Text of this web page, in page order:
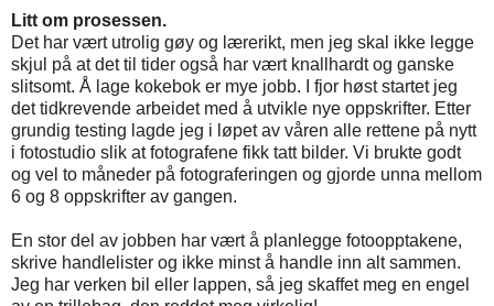
Litt om prosessen.
Det har vært utrolig gøy og lærerikt, men jeg skal ikke legge
skjul på at det til tider også har vært knallhardt og ganske
slitsomt. Å lage kokebok er mye jobb. I fjor høst startet jeg
det tidkrevende arbeidet med å utvikle nye oppskrifter. Etter
grundig testing lagde jeg i løpet av våren alle rettene på nytt
i fotostudio slik at fotografene fikk tatt bilder. Vi brukte godt
og vel to måneder på fotograferingen og gjorde unna mellom
6 og 8 oppskrifter av gangen.
En stor del av jobben har vært å planlegge fotoopptakene,
skrive handlelister og ikke minst å handle inn alt sammen.
Jeg har verken bil eller lappen, så jeg skaffet meg en engel